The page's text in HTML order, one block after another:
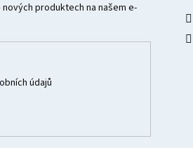
produktech na našem e-
údajů